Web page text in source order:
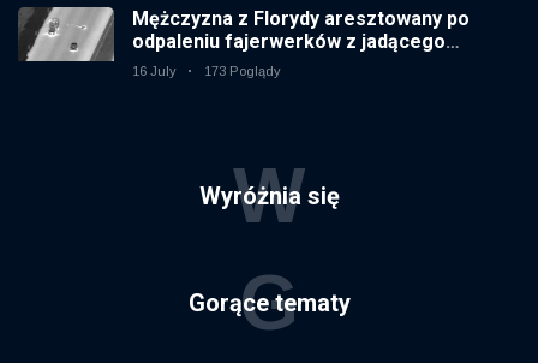
Mężczyzna z Florydy aresztowany po
odpaleniu fajerwerków z jadącego
samochodu
16 July 173 Poglądy
Wyróżnia się
W
Gorące tematy
G